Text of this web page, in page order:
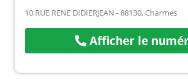
10 RUE RENE DIDIERJEAN - 88130, Charmes
Afficher le